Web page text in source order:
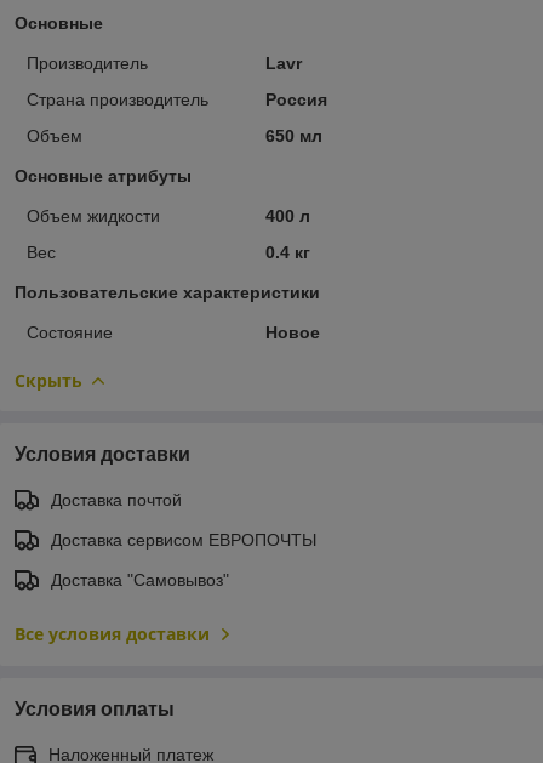
Основные
Производитель
Lavr
Страна производитель
Россия
Объем
650 мл
Основные атрибуты
Объем жидкости
400 л
Вес
0.4 кг
Пользовательские характеристики
Состояние Новое
Скрыть
Условия доставки
Доставка почтой
Доставка сервисом ЕВРОПОЧТЫ
Доставка "Самовывоз"
Все условия доставки
Условия оплаты
Наложенный платеж